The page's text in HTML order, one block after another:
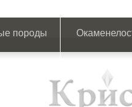
породы